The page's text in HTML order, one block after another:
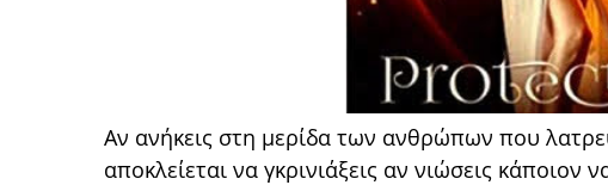
Αν ανήκεις στη μερίδα των ανθρώπων που
αποκλείεται να γκρινιάξεις αν νιώσεις